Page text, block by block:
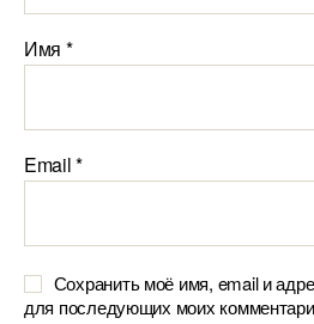
Имя *
Email*
Сохранить моё имя, email и
для последующих моих